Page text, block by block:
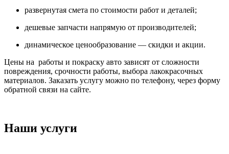
развернутая смета по стоимости работ и деталей;
дешевые запчасти напрямую от производителей;
динамическое ценообразование — скидки и акции.
Цены на работы и покраску авто зависят от сложности
повреждения, срочности работы, выбора лакокрасочных
материалов. Заказать услугу можно по телефону, через форму
обратной связи на сайте.
Наши услуги